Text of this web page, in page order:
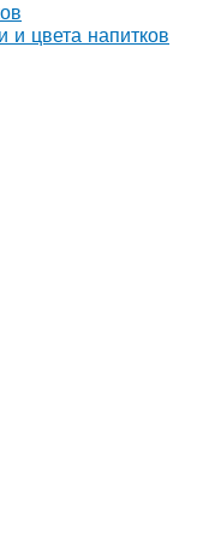
и цвета напитков